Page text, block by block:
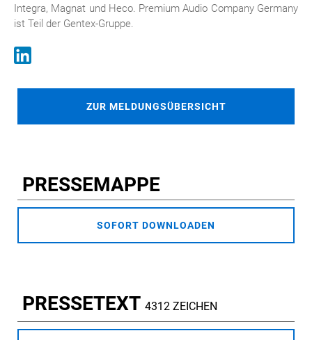
Integra, Magnat und Heco. Premium Audio Company Germany
ist Teil der Gentex-Gruppe.
ZUR MELDUNGSÜBERSICHT
PRESSEMAPPE
SOFORT DOWNLOADEN
PRESSETEXT 4312 ZEICHEN